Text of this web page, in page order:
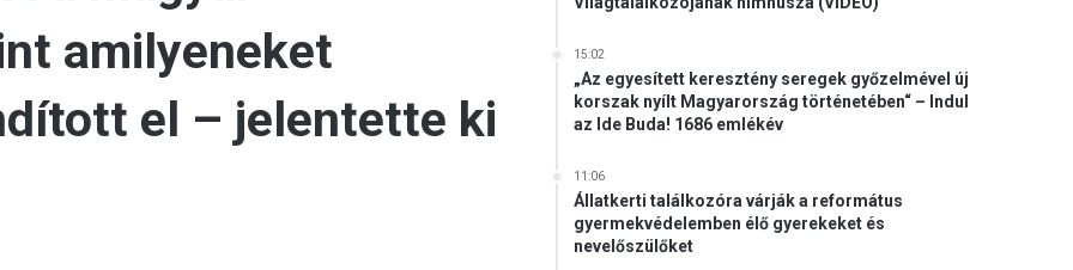
amilyeneket
el – jelentette ki
15:02
„Az egyesített keresztény seregek győzelmével új
korszak nyílt Magyarország történetében“ – Indul
az Ide Buda! 1686 emlékév
11:06
Állatkerti találkozóra várják a református
gyermekvédelemben élő gyerekeket és
nevelőszülőket